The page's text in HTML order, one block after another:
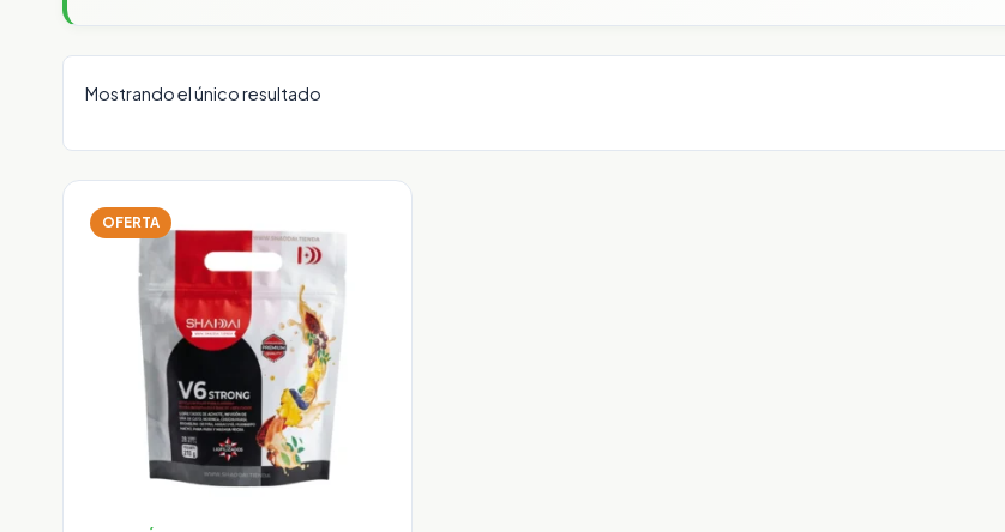
Mostrando el único resultado
OFERTA